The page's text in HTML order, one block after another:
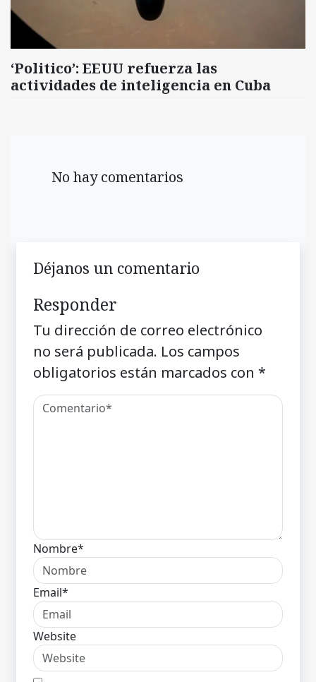
‘Politico’: EEUU refuerza las
actividades de inteligencia en Cuba
No hay comentarios
Déjanos un comentario
Responder
Tu dirección de correo electrónico
no será publicada. Los campos
obligatorios están marcados con *
Nombre*
Email*
Website